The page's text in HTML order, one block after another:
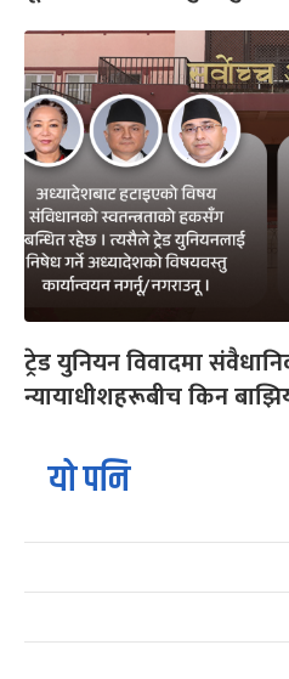
ट्रेड युनियन विवादमा
न्यायाधीशहरूबीच किन
यो पनि